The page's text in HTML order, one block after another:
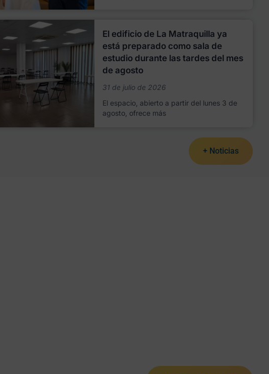
El edificio de La Matraquilla ya
está preparado como sala de
estudio durante las tardes del mes
de agosto
31 de julio de 2026
El espacio, abierto a partir del lunes 3 de
agosto, ofrece más
+ Noticias